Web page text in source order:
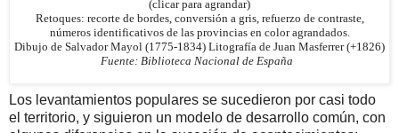
(clicar para agrandar)
Retoques: recorte de bordes, conversión a gris, refuerzo de contraste,
números identificativos de las provincias en color agrandados.
Dibujo de Salvador Mayol (1775-1834) Litografía de Juan Masferrer (+1826)
Fuente: Biblioteca Nacional de España
Los levantamientos populares se sucedieron por casi todo
el territorio, y siguieron un modelo de desarrollo común, con